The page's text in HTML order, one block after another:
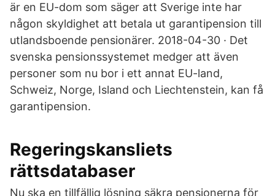
är en EU-dom som säger att Sverige inte har
någon skyldighet att betala ut garantipension till
utlandsboende pensionärer. 2018-04-30 · Det
svenska pensionssystemet medger att även
personer som nu bor i ett annat EU-land,
Schweiz, Norge, Island och Liechtenstein, kan få
garantipension.
Regeringskansliets
rättsdatabaser
Nu ska en tillfällig lösning säkra pensionerna för